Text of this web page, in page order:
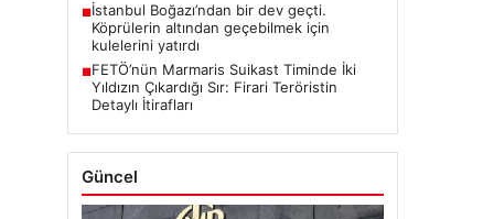
■İstanbul Boğazı’ndan bir dev geçti.
Köprülerin altından geçebilmek için
kulelerini yatırdı
■FETÖ’nün Marmaris Suikast Timinde İki
Yıldızın Çıkardığı Sır: Firari Teröristin
Detaylı İtirafları
Güncel